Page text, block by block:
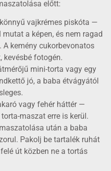
előtt:
vajkrémes piskóta —
a képen, és nem ragad
kemény cukorbevonatos
kevésbé fotogén.
mini-torta vagy egy
jó, a baba étvágyától
vagy fehér háttér —
maszat erre is kerül.
után a baba
Pakolj be tartalék ruhát
út közben ne a tortás